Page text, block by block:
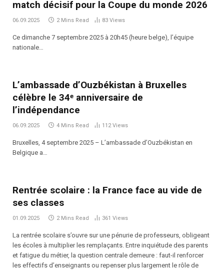
match décisif pour la Coupe du monde 2026
06.09.2025 2 Mins Read 83 Views
Ce dimanche 7 septembre 2025 à 20h45 (heure belge), l’équipe
nationale…
L’ambassade d’Ouzbékistan à Bruxelles
célèbre le 34ᵉ anniversaire de
l’indépendance
06.09.2025 4 Mins Read 112Views
Bruxelles, 4 septembre 2025 – L’ambassade d’Ouzbékistan en
Belgique a…
Rentrée scolaire : la France face au vide de
ses classes
01.09.2025 2 Mins Read 361 Views
La rentrée scolaire s’ouvre sur une pénurie de professeurs, obligeant
les écoles à multiplier les remplaçants. Entre inquiétude des parents
et fatigue du métier, la question centrale demeure : faut-il renforcer
les effectifs d’enseignants ou repenser plus largement le rôle de